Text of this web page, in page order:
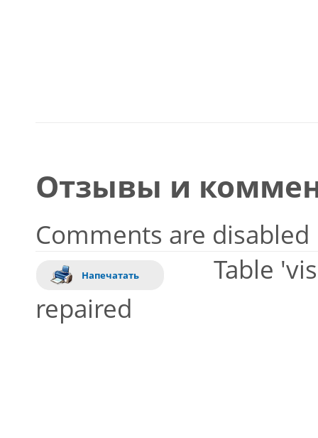
Отзывы и
Comments are disabled
Напечатать
Table
repaired